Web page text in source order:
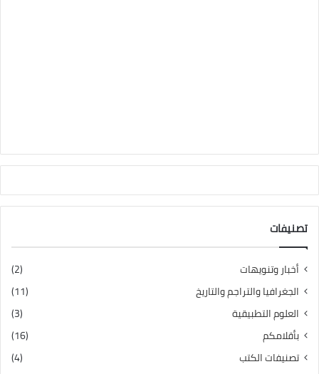
تصنيفات
أخبار وتنويهات
(2)
الجغرافيا والتراجم والتاريخ
(11)
العلوم التطبيقية
(3)
بأقلامكم
(16)
تصنيفات الكتب
(4)